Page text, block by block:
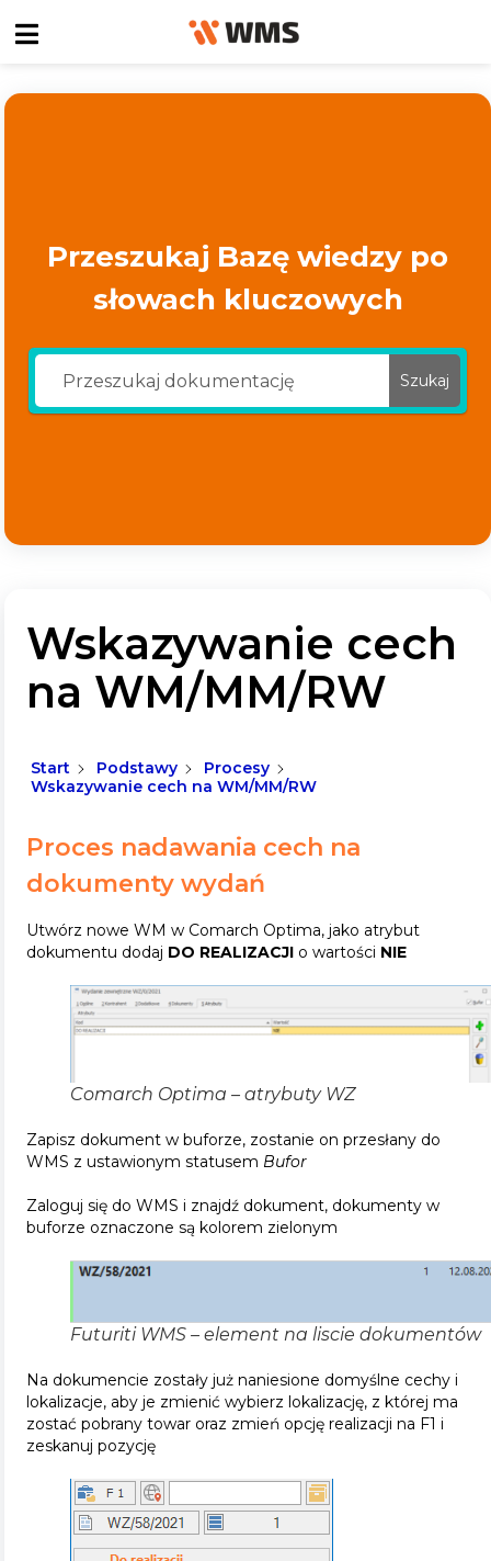
Przeszukaj Bazę wiedzy po
słowach kluczowych
Szukaj
Wskazywanie cech
na WM/MM/RW
Start Podstawy
Procesy
Wskazywanie cech na WM/MM/RW
Proces nadawania cech na
dokumenty wydań
Utwórz nowe WM w Comarch Optima, jako atrybut
dokumentu dodaj DO REALIZACJI o wartości NIE
Comarch Optima – atrybuty WZ
Zapisz dokument w buforze, zostanie on przesłany do
WMS z ustawionym statusem Bufor
Zaloguj się do WMS i znajdź dokument, dokumenty w
buforze oznaczone są kolorem zielonym
Futuriti WMS – element na liscie dokumentów
Na dokumencie zostały już naniesione domyślne cechy i
lokalizacje, aby je zmienić wybierz lokalizację, z której ma
zostać pobrany towar oraz zmień opcję realizacji na F1 i
zeskanuj pozycję